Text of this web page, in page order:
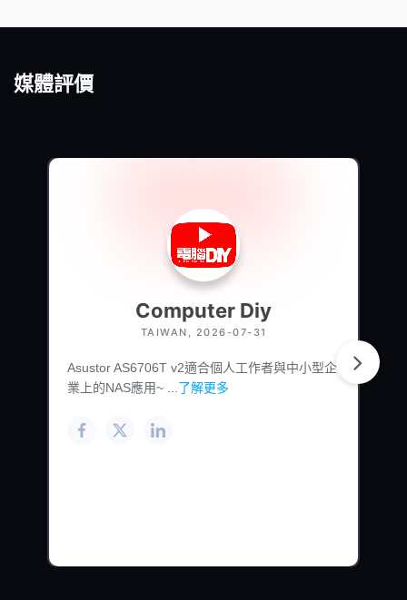
媒體評價
Computer Diy
TAIWAN, 2026-07-31
Asustor AS6706T v2適合個人工作者與中小型企
業上的NAS應用~ ... 了解更多